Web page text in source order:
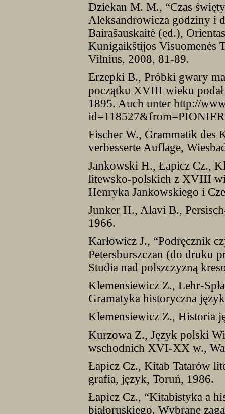
Dziekan M. M., “Czas
Aleksandrowicza godziny i
Bairašauskaitė (ed.),
Kunigaikštijos Visuomenės
Vilnius, 2008, 81-89.
Erzepki B., Próbki gwary
początku XVIII wieku
1895. Auch unter http://
Fischer W., Grammatik des
verbesserte Auflage,
Jankowski H., Łapicz Cz.,
litewsko-polskich z XVIII
Henryka Jankowskiego i
Junker H., Alavi B.,
1966.
Karłowicz J., “Podręcznik
Petersburszczan (do druku
Studia nad polszczyzną
Klemensiewicz Z., Lehr-
Gramatyka historyczna
Klemensiewicz Z., Historia
Kurzowa Z., Język polski
wschodnich XVI-XX w.,
Łapicz Cz., Kitab Tatarów
grafia, język, Toruń, 1986.
Łapicz Cz., “Kitabistyka a
białoruskiego. Wybrane